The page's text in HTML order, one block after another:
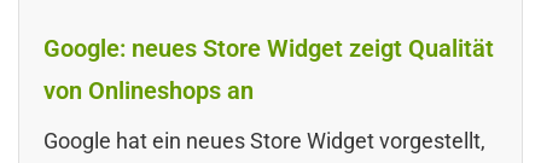
Google: neues Store Widget zeigt Qualität
von Onlineshops an
Google hat ein neues Store Widget vorgestellt,